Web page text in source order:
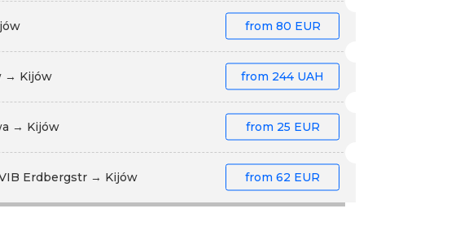
from 80 EUR
→ Kijów from 244 UAH
→ Kijów from 25 EUR
Erdbergstr → Kijów from 62 EUR